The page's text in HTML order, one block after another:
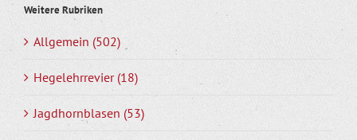
Weitere Rubriken
Allgemein (502)
Hegelehrrevier (18)
Jagdhornblasen (53)